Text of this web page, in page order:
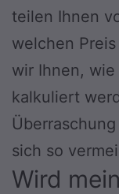
teilen Ihnen
welchen
wir Ihnen,
kalkuliert
sich so
Wird